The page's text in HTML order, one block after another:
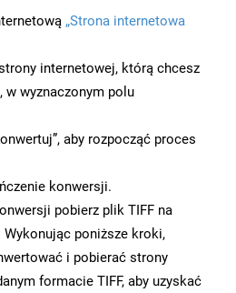
„Strona internetowa
internetowej, którą chcesz
w wyznaczonym polu
aby rozpocząć proces
konwersji.
pobierz plik TIFF na
Wykonując poniższe kroki,
i pobierać strony
formacie TIFF, aby uzyskać